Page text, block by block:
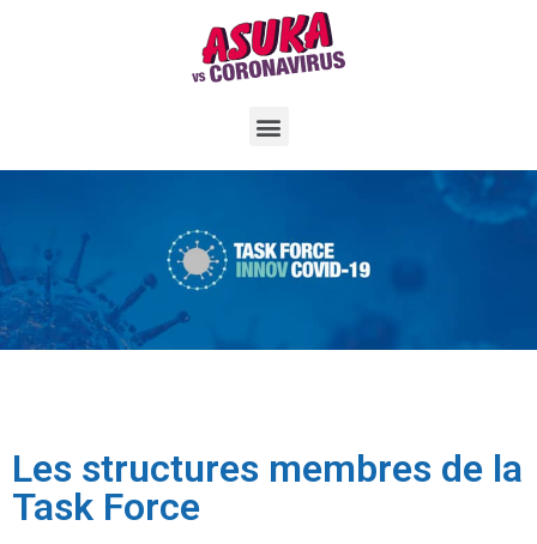
Les structures membres de la
Task Force